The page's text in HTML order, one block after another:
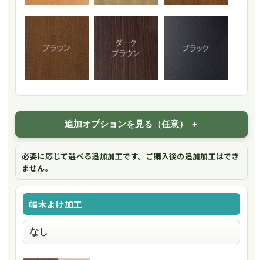
追加オプションを見る（任意）
必要に応じて選べる追加加工です。ご購入後の追加加工はでき
ません。
幅木よけ加工